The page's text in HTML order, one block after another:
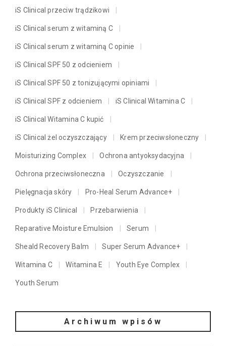
iS Clinical przeciw trądzikowi
iS Clinical serum z witaminą C
iS Clinical serum z witaminą C opinie
iS Clinical SPF 50 z odcieniem
iS Clinical SPF 50 z tonizującymi opiniami
iS Clinical SPF z odcieniem iS Clinical Witamina C
iS Clinical Witamina C kupić
iS Clinical żel oczyszczający Krem przeciwsłoneczny
Moisturizing Complex Ochrona antyoksydacyjna
Ochrona przeciwsłoneczna Oczyszczanie
Pielęgnacja skóry Pro-Heal Serum Advance+
Produkty iS Clinical Przebarwienia
Reparative Moisture Emulsion Serum
Sheald Recovery Balm Super Serum Advance+
Witamina C Witamina E Youth Eye Complex
Youth Serum
Archiwum wpisów